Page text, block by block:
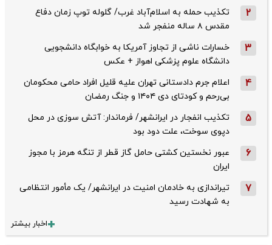
2
تکذیب حمله به اسلام‌آباد غرب/ گلوله توپ زمان دفاع
مقدس ۸ ساله منفجر شد
3
خسارات ناشی از تجاوز آمریکا به خوابگاه دانشجویی
دانشگاه علوم پزشکی اهواز + عکس
4
اعلام جرم دادستانی تهران علیه قلیل افراد حامی محکومان
بی‌رحم و کودتای دی‌ ۱۴۰۴ و جنگ رمضان
5
تکذیب ‌انفجار در ایرانشهر/ فرماندار: آتش سوزی در محل
دپوی سوخت، علت دود بود
6
عبور نخستین کشتی حامل گاز قطر از تنگه هرمز با مجوز
ایران
7
تیراندازی به خادمان امنیت در ایرانشهر/ یک مأمور انتظامی
به شهادت رسید
اخبار بیشتر